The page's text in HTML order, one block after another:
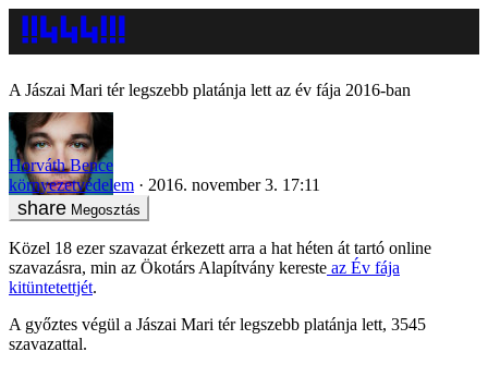
A Jászai Mari tér legszebb platánja lett az év fája 2016-ban
Horváth Bence
környezetvédelem
2016. november 3. 17:11
Megosztás
Közel 18 ezer szavazat érkezett arra a hat héten át tartó online
szavazásra, min az Ökotárs Alapítvány kereste az Év fája
kitüntetettjét.
A győztes végül a Jászai Mari tér legszebb platánja lett, 3545
szavazattal.